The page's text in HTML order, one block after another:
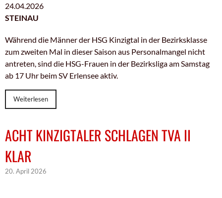
24.04.2026
STEINAU
Während die Männer der HSG Kinzigtal in der Bezirksklasse
zum zweiten Mal in dieser Saison aus Personalmangel nicht
antreten, sind die HSG-Frauen in der Bezirksliga am Samstag
ab 17 Uhr beim SV Erlensee aktiv.
Weiterlesen
ACHT KINZIGTALER SCHLAGEN TVA II
KLAR
20. April 2026